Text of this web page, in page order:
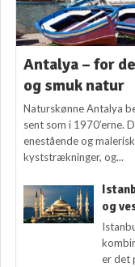
Antalya – for
og smuk natur
Naturskønne Antalya
sent som i 1970’erne.
enestående og
kyststrækninger, og...
og
er det